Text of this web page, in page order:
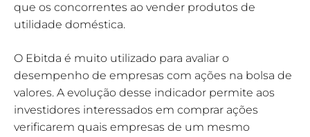
que os concorrentes ao vender produtos de
utilidade doméstica.
O Ebitda é muito utilizado para avaliar o
desempenho de empresas com ações na bolsa de
valores. A evolução desse indicador permite aos
investidores interessados em comprar ações
verificarem quais empresas de um mesmo